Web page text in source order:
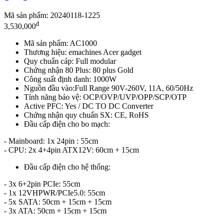
Mã sản phẩm: 20240118-1225
3,530,000đ
Mã sản phẩm: AC1000
Thương hiệu: emachines Acer gadget
Quy chuẩn cáp: Full modular
Chứng nhận 80 Plus: 80 plus Gold
Công suất định danh: 1000W
Nguồn đầu vào:Full Range 90V-260V, 11A, 60/50Hz
Tính năng bảo vệ: OCP/OVP/UVP/OPP/SCP/OTP
Active PFC: Yes / DC TO DC Converter
Chứng nhận quy chuẩn SX: CE, RoHS
Đầu cấp điện cho bo mạch:
- Mainboard: 1x 24pin : 55cm
- CPU: 2x 4+4pin ATX12V: 60cm + 15cm
Đầu cấp điện cho hệ thống:
- 3x 6+2pin PCIe: 55cm
- 1x 12VHPWR/PCIe5.0: 55cm
- 5x SATA: 50cm + 15cm + 15cm
- 3x ATA: 50cm + 15cm + 15cm